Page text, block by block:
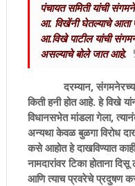
पंचायत समिती यांची
आ. विखेंनी घेतल्याचे आता
आ.विखे पाटील यांची
असल्याचे बोले जात आहे.
दरम्यान, संगमनेरच्या
किती हनी होत आहे. हे विखे
विधानसभेत मांडला गेला,
अन्यथा केवळ बुळगा विरोध
कसे आहोत हे दाखविण्यात
नामदारांवर टिका होताना
आणि त्याच प्रवरेचे प्रदुषण